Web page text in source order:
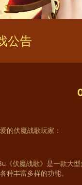
公告
的伏魔战歌玩家：
《伏魔战歌》是一款大
种丰富多样的功能。